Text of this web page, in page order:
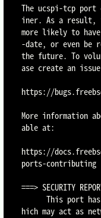
The ucspi-tcp port
iner. As a
more likely to
-date, or even be
the future. To
ase create an
https://
More information
able at:
https://
ports-contributing
===> SECURITY
      This port has installed the following files w
hich may act as